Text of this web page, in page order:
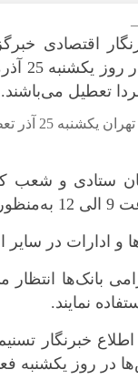
بلیط اتوبوس
مسیرهای
اقتصادی
تعطیل می‌باشند.
25 آذر تعطیل شد
ستادی و شعب
می‌باشند.
و ادارات در
بانک‌ها
نمایند.
خبرنگار
در روز یکشنبه